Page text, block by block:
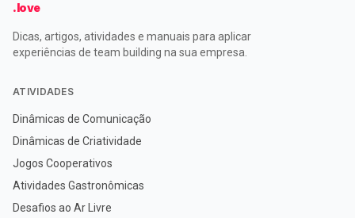
.love
Dicas, artigos, atividades e manuais para aplicar
experiências de team building na sua empresa.
ATIVIDADES
Dinâmicas de Comunicação
Dinâmicas de Criatividade
Jogos Cooperativos
Atividades Gastronômicas
Desafios ao Ar Livre